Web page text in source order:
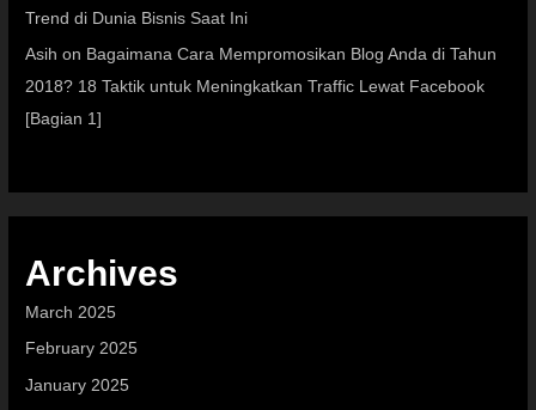
Trend di Dunia Bisnis Saat Ini
Asih on Bagaimana Cara Mempromosikan Blog Anda di Tahun
2018? 18 Taktik untuk Meningkatkan Traffic Lewat Facebook
[Bagian 1]
Archives
March 2025
February 2025
January 2025